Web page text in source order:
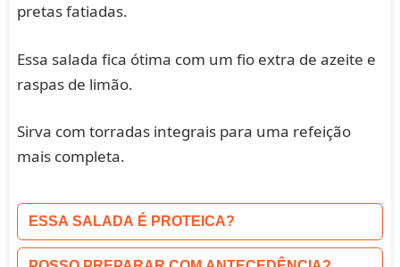
pretas fatiadas.
Essa salada fica ótima com um fio extra de azeite e
raspas de limão.
Sirva com torradas integrais para uma refeição
mais completa.
ESSA SALADA É PROTEICA?